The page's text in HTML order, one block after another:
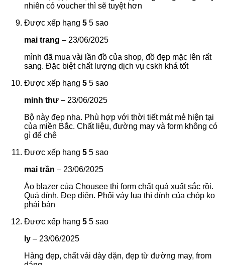
nhiên có voucher thì sẽ tuyệt hơn
Được xếp hạng 5 5 sao
mai trang – 23/06/2025
mình đã mua vài lần đồ của shop, đồ đẹp mặc lên rất
sang. Đặc biệt chất lượng dịch vụ cskh khá tốt
Được xếp hạng 5 5 sao
minh thư – 23/06/2025
Bộ này đẹp nha. Phù hợp với thời tiết mát mẻ hiện tại
của miền Bắc. Chất liệu, đường may và form không có
gì để chê
Được xếp hạng 5 5 sao
mai trần – 23/06/2025
Áo blazer của Chousee thì form chất quá xuất sắc rồi.
Quá đỉnh. Đẹp điên. Phối váy lụa thì đỉnh của chóp ko
phải bàn
Được xếp hạng 5 5 sao
ly – 23/06/2025
Hàng đẹp, chất vải dày dặn, đẹp từ đường may, from